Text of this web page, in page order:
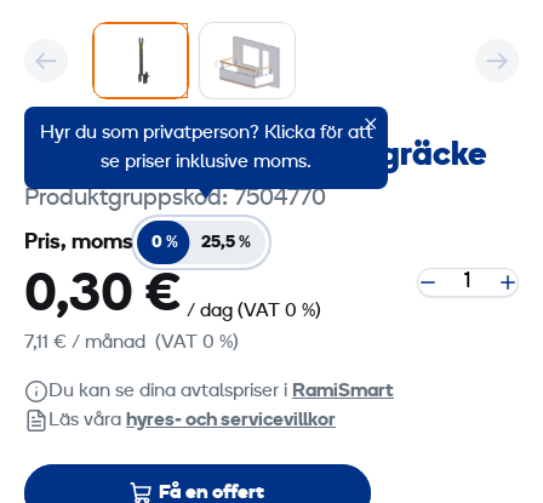
Förlängning för balkongräcke
Produktgruppskod: 7504770
Hyr du som privatperson? Klicka för att
se priser inklusive moms.
Pris, moms 0 % 25,5 %
0,30 € / dag (VAT 0 %)
7,11 € / månad (VAT 0 %)
Du kan se dina avtalspriser i RamiSmart
Läs våra hyres‑ och servicevillkor
Få en offert